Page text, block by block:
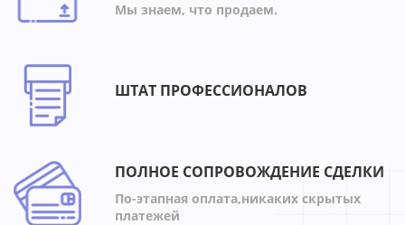
Мы знаем, что продаем.
ШТАТ ПРОФЕССИОНАЛОВ
ПОЛНОЕ СОПРОВОЖДЕНИЕ СДЕЛКИ
По-этапная оплата,никаких скрытых
платежей